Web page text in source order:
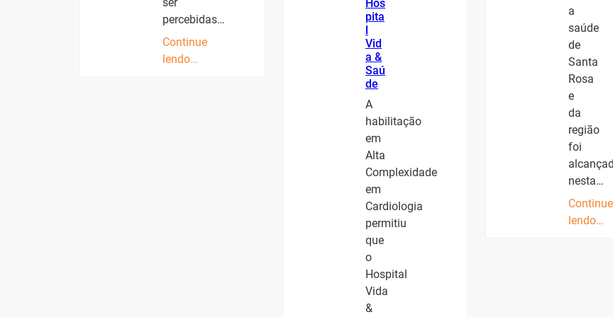
ser
percebidas…
Continue
lendo…
Hos
pita
Vid
a &
Saú
de
A
habilitação
em
Alta
Complexidade
em
Cardiologia
permitiu
que
o
Hospital
Vida
&
a
saúde
de
Santa
Rosa
e
da
região
foi
nesta…
Continue
lendo…